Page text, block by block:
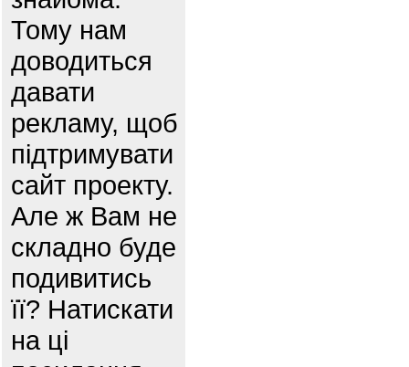
Тому нам
доводиться
давати
рекламу, щоб
підтримувати
сайт проекту.
Але ж Вам не
складно буде
подивитись
її? Натискати
на ці